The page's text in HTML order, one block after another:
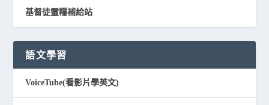
基督徒靈糧補給站
語文學習
VoiceTube(看影片學英文)